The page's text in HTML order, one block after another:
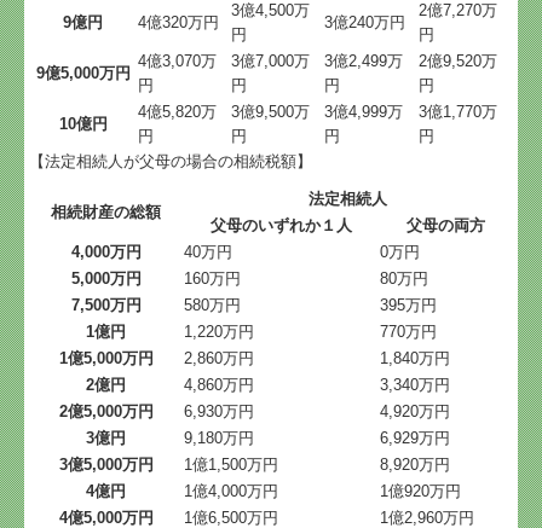
9億円 4億320万円
3億4,500万
円
3億240万円
2億7,270万
円
9億5,000万円
4億3,070万
円
3億7,000万
円
3億2,499万
円
2億9,520万
円
10億円
4億5,820万
円
3億9,500万
円
3億4,999万
円
3億1,770万
円
【法定相続人が父母の場合の相続税額】
相続財産の総額
法定相続人
父母のいずれか１人
父母の両方
4,000万円
40万円
0万円
5,000万円
160万円
80万円
7,500万円
580万円
395万円
1億円
1,220万円
770万円
1億5,000万円
2,860万円
1,840万円
2億円
4,860万円
3,340万円
2億5,000万円
6,930万円
4,920万円
3億円
9,180万円
6,929万円
3億5,000万円
1億1,500万円
8,920万円
4億円
1億4,000万円
1億920万円
4億5,000万円
1億6,500万円
1億2,960万円